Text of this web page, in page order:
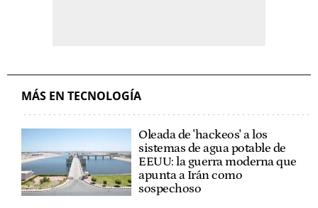
MÁS EN TECNOLOGÍA
Oleada de 'hackeos' a los
sistemas de agua potable de
EEUU: la guerra moderna que
apunta a Irán como
sospechoso